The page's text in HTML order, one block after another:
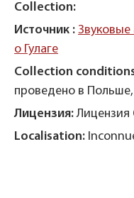
Collection:
Источник : Звуковые
о Гулаге
Collection
проведено в
Лицензия: Лицензия
Localisation: